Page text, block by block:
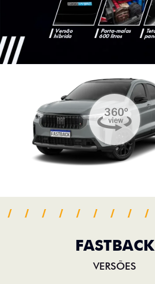
VISUALIZE O
VEÍCULO EM
360°
FASTBACK
VERSÕES